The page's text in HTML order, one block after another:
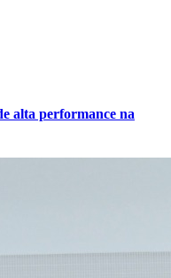
alta performance na